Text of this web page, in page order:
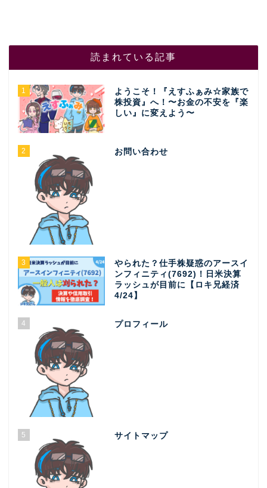
読まれている記事
1
ようこそ！『えすふぁみ☆家族で
株投資』へ！〜お金の不安を『楽
しい』に変えよう〜
2 お問い合わせ
3
やられた？仕手株疑惑のアースイ
ンフィニティ(7692)！日米決算
ラッシュが目前に【ロキ兄経済
4/24】
4 プロフィール
5 サイトマップ